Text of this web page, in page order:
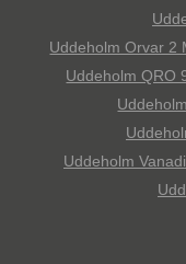
Uddeholm Orvar 2
Uddeholm QRO
Uddeholm